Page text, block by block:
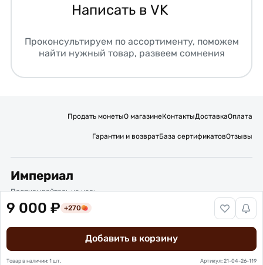
9 000 ₽ +270
Добавить в корзину
Товар в наличии: 1 шт. Артикул: 21-04-26-119
Написать в VK
Проконсультируем по ассортименту, поможем
найти нужный товар, развеем сомнения
Продать монетыО магазинеКонтактыДоставкаОплата
Гарантии и возвратБаза сертификатовОтзывы
Империал
Подписывайтесь на нас:
Вакансии
Политика обработки персональных данных
© 2016 – 2026 ИП Титов Александр Михайлович